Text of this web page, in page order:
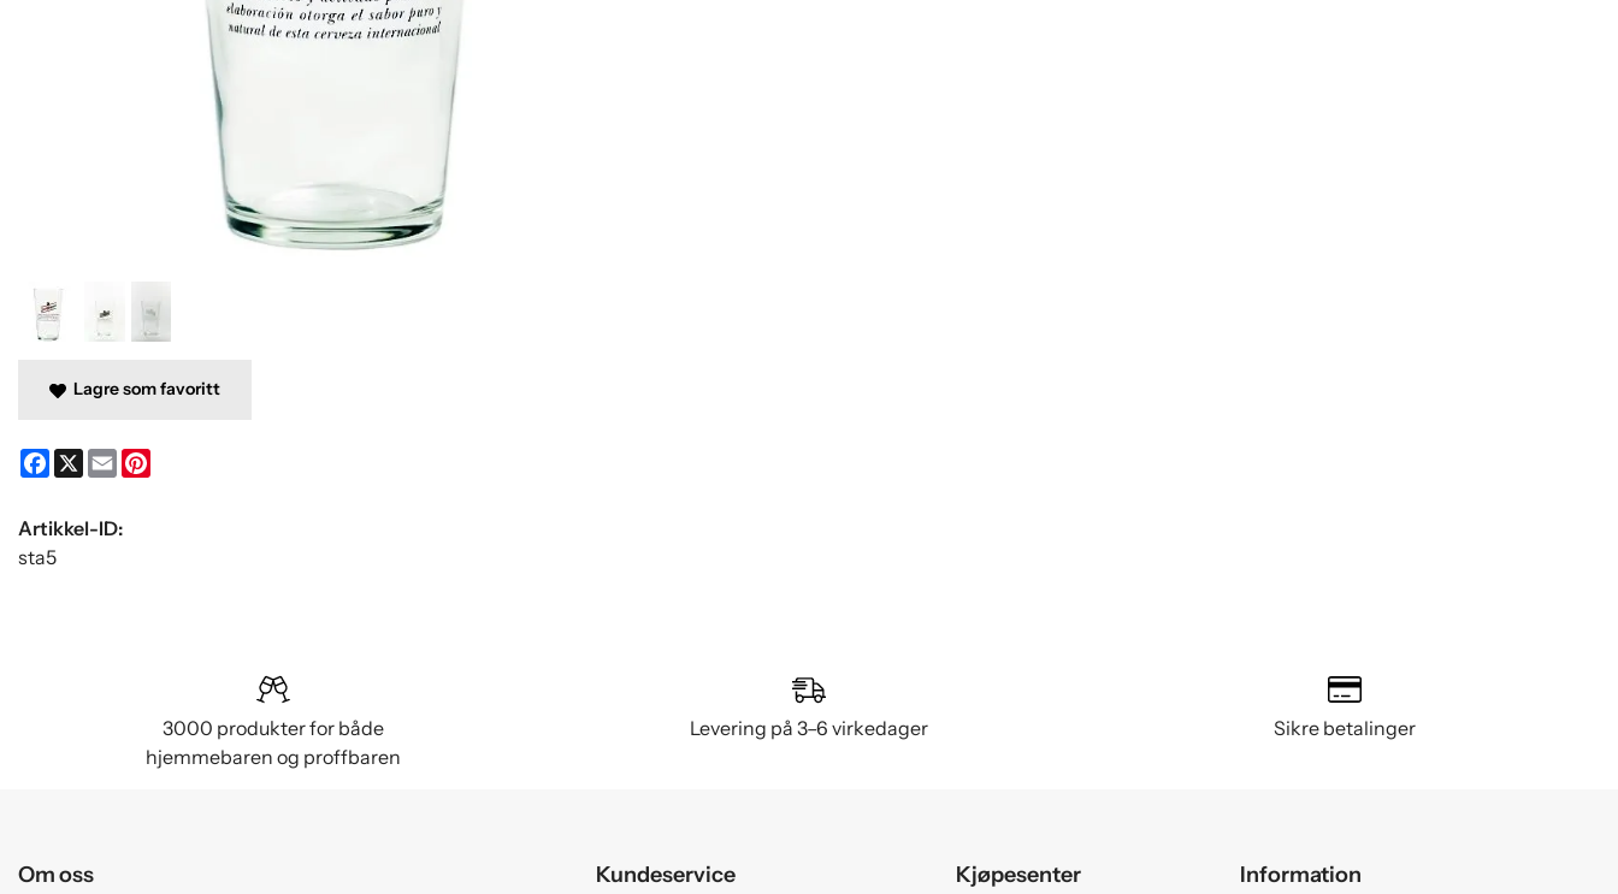
Lagre som favoritt
Facebook
X Email
Artikkel-ID:
sta5
3000 produkter for både
hjemmebaren og proffbaren
Levering på 3–6 virkedager Sikre betalinger
Om oss Kundeservice Kjøpesenter Information